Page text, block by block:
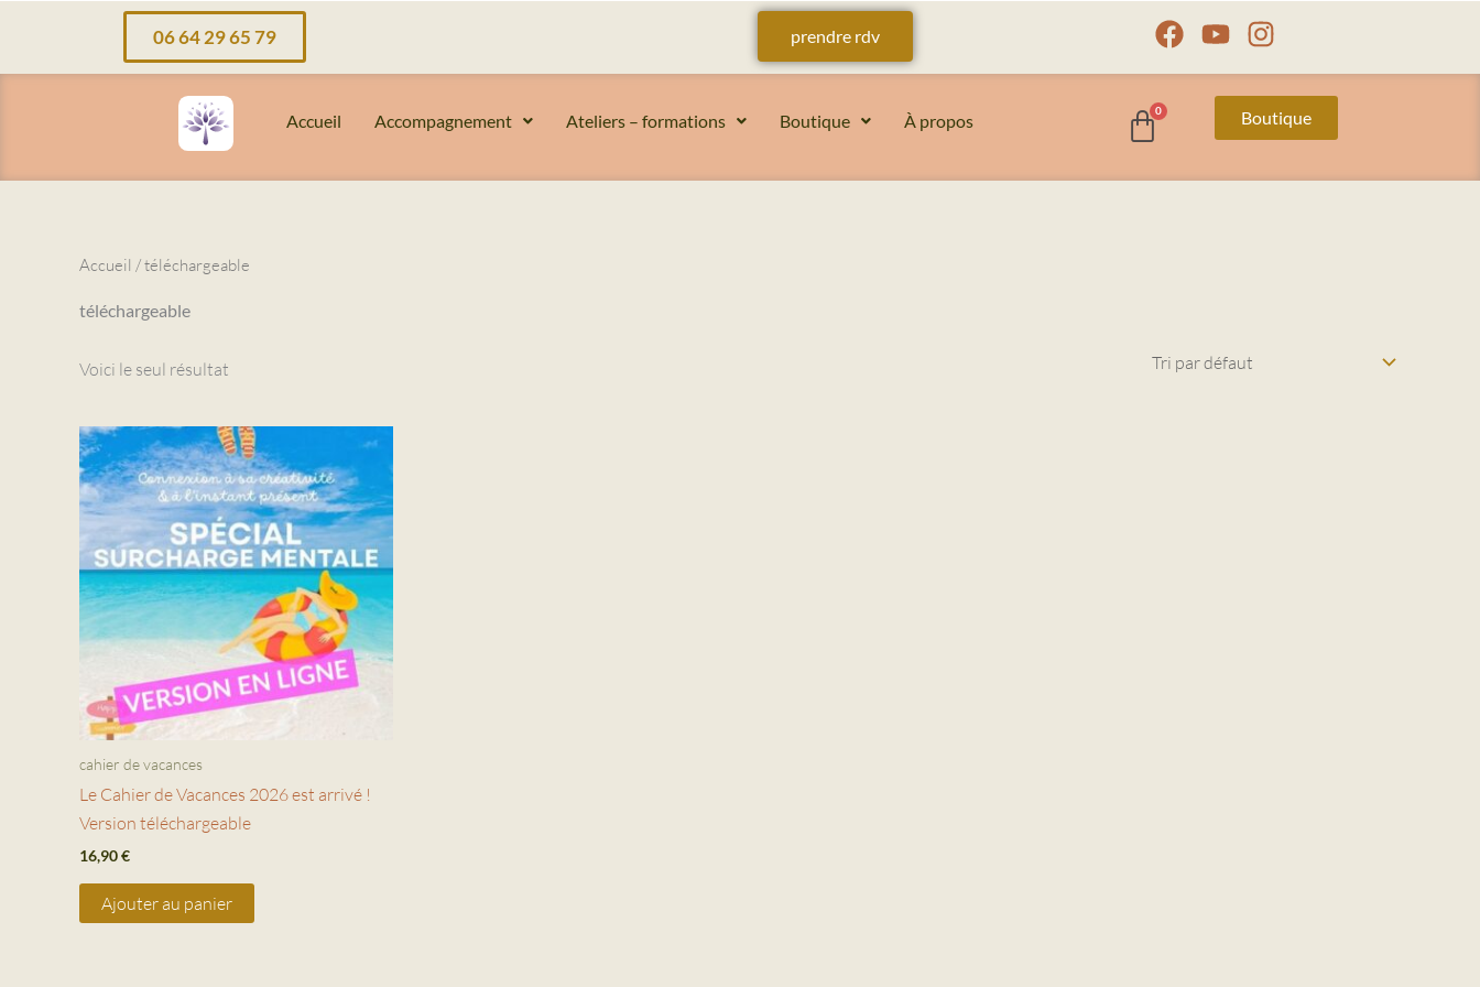
contenu
06 64 29 65 79 prendre rdv Facebook
YoutubeInstagram
Accueil Accompagnement Ateliers – formations Boutique À propos Boutique
Accueil / téléchargeable
téléchargeable
Voici le seul résultat
cahier de vacances
Le Cahier de Vacances 2026 est arrivé !
Version téléchargeable
16,90€
Ajouter au panier